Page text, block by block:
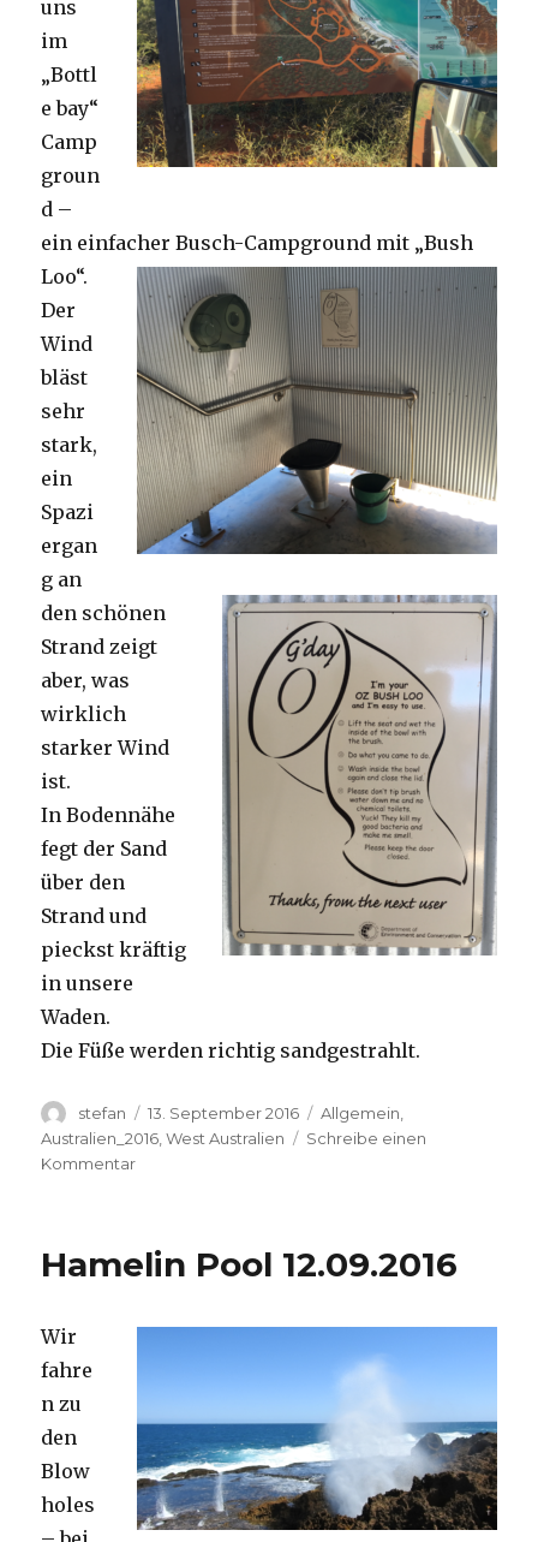
uns
im
„Bottl
e bay“
Camp
groun
d –
ein einfacher Busch-Campground mit „Bush
Loo“.
Der
Wind
bläst
sehr
stark,
ein
Spazi
ergan
g an
den schönen
Strand zeigt
aber, was
wirklich
starker Wind
ist.
In Bodennähe
fegt der Sand
über den
Strand und
pieckst kräftig
in unsere
Waden.
Die Füße werden richtig sandgestrahlt.
Autor
stefan
Veröffentlicht
am
13. September 2016 Kategorien
Allgemein
Australien_2016 ,West Australien
Schreibe einen
Kommentarzu
Hamelin Pool 12.09.2016
Wir
fahre
n zu
den
Blow
holes